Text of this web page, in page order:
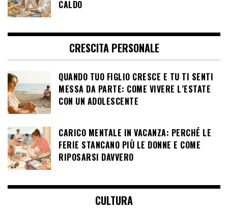
CALDO
CRESCITA PERSONALE
QUANDO TUO FIGLIO CRESCE E TU TI SENTI
MESSA DA PARTE: COME VIVERE L’ESTATE
CON UN ADOLESCENTE
CARICO MENTALE IN VACANZA: PERCHÉ LE
FERIE STANCANO PIÙ LE DONNE E COME
RIPOSARSI DAVVERO
CULTURA